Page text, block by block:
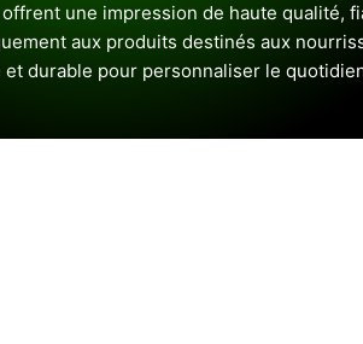
une impression de haute qualité,
aux produits destinés aux
durable pour personnaliser le